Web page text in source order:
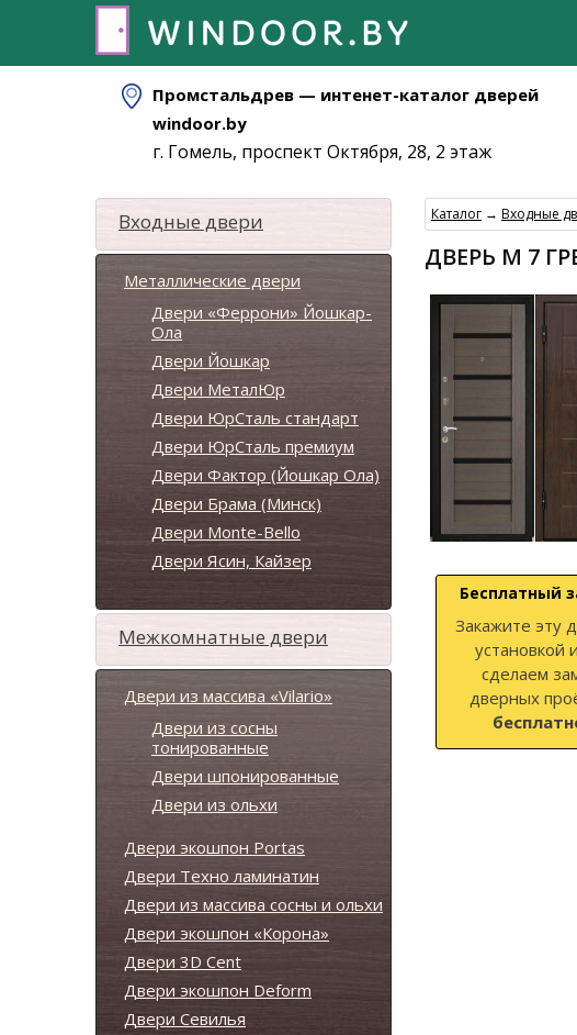
Промстальдрев — интенет-каталог дверей
windoor.by
г. Гомель, проспект Октября, 28, 2 этаж
Входные двери
Металлические двери
Двери «Феррони» Йошкар-
Ола
Двери Йошкар
Двери МеталЮр
Двери ЮрСталь стандарт
Двери ЮрСталь премиум
Двери Фактор (Йошкар Ола)
Двери Брама (Минск)
Двери Monte-Bello
Двери Ясин, Кайзер
Межкомнатные двери
Двери из массива «Vilario»
Двери из сосны
тонированные
Двери шпонированные
Двери из ольхи
Двери экошпон Portas
Двери Техно ламинатин
Двери из массива сосны и ольхи
Двери экошпон «Корона»
Двери 3D Cent
Двери экошпон Deform
Двери Севилья
Каталог → Входные
ДВЕРЬ М 7
Бесплатный
Закажите эту
установкой
сделаем
дверных